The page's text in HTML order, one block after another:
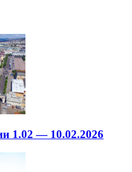
1.02 — 10.02.2026